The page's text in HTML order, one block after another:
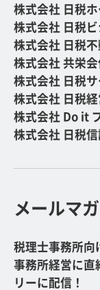
株式会社 日税
株式会社 日税
株式会社 日税
株式会社 共栄
株式会社 日税
株式会社 日税
株式会社 Do it
株式会社 日税
メールマ
税理士事務所向
事務所経営に直
リーに配信！